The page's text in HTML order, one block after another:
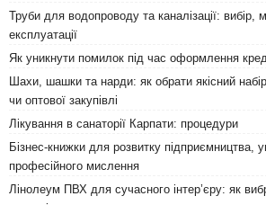
Труби для водопроводу та каналізації: вибір,
експлуатації
Як уникнути помилок під час оформлення
Шахи, шашки та нарди: як обрати якісний
чи оптової закупівлі
Лікування в санаторії Карпати: процедури
Бізнес-книжки для розвитку підприємництва,
професійного мислення
Лінолеум ПВХ для сучасного інтер’єру: як